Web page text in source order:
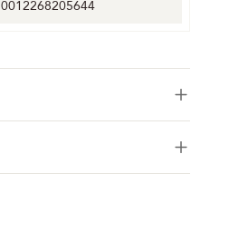
0012268205644